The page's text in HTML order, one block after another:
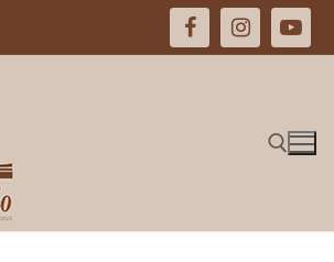
Pesquisar por: